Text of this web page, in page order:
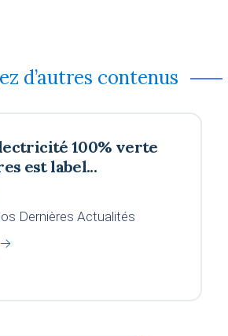
d’autres contenus
100% verte
est label...
Dernières Actualités